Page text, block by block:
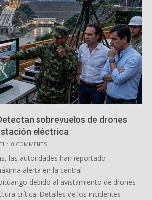
sobrevuelos de drones
eléctrica
0 COMMENTS
las autoridades han reportado
alerta en la central
debido al avistamiento de drones
crítica. Detalles de los incidentes